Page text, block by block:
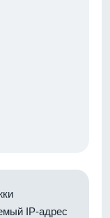
IP-адрес